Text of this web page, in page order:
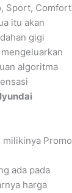
Sport, Comfort
itu akan
gigi
algoritma
milikinya Promo
ada pada
harga